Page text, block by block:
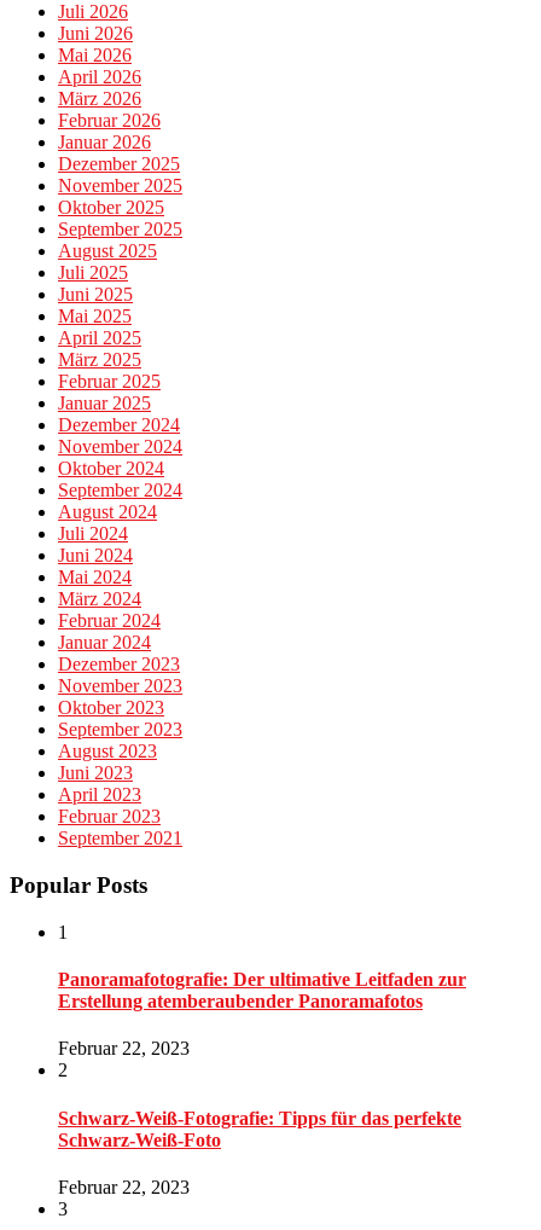
Juli 2026
Juni 2026
Mai 2026
April 2026
März 2026
Februar 2026
Januar 2026
Dezember 2025
November 2025
Oktober 2025
September 2025
August 2025
Juli 2025
Juni 2025
Mai 2025
April 2025
März 2025
Februar 2025
Januar 2025
Dezember 2024
November 2024
Oktober 2024
September 2024
August 2024
Juli 2024
Juni 2024
Mai 2024
März 2024
Februar 2024
Januar 2024
Dezember 2023
November 2023
Oktober 2023
September 2023
August 2023
Juni 2023
April 2023
Februar 2023
September 2021
Popular Posts
1
Panoramafotografie: Der ultimative Leitfaden zur
Erstellung atemberaubender Panoramafotos
Februar 22, 2023
2
Schwarz-Weiß-Fotografie: Tipps für das perfekte
Schwarz-Weiß-Foto
Februar 22, 2023
3